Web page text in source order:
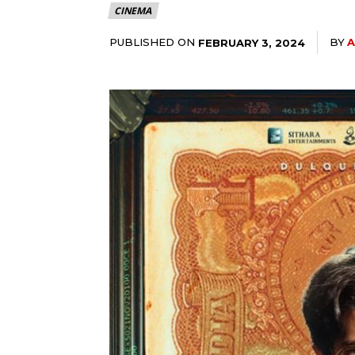
CINEMA
PUBLISHED ON FEBRUARY 3, 2024 BY